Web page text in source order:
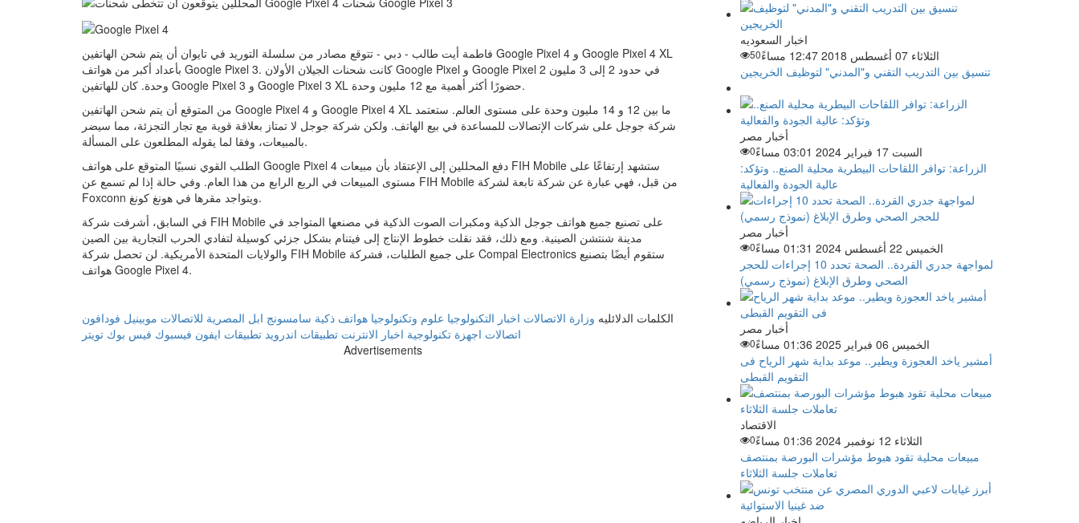
فاطمة أيت طالب - دبي - تتوقع مصادر من سلسلة التوريد في تايوان أن يتم شحن الهاتفين Google Pixel 4 و Google Pixel 4 XL
بأعداد أكبر من هواتف Google Pixel 3. كانت شحنات الجيلان الأولان Google Pixel و Google Pixel 2 في حدود 2 إلى 3 مليون
وحدة. كان للهاتفين Google Pixel 3 و Google Pixel 3 XL حضورًا أكثر أهمية مع 12 مليون وحدة.
من المتوقع أن يتم شحن الهاتفين Google Pixel 4 و Google Pixel 4 XL ما بين 12 و 14 مليون وحدة على مستوى العالم. ستعتمد
شركة جوجل على شركات الإتصالات للمساعدة في بيع الهاتف. ولكن شركة جوجل لا تمتاز بعلاقة قوية مع تجار التجزئة، مما سيضر
بالمبيعات، وفقا لما يقوله المطلعون على المسألة.
الطلب القوي نسبيًا المتوقع على هواتف Google Pixel 4 دفع المحللين إلى الإعتقاد بأن مبيعات FIH Mobile ستشهد إرتفاعًا على
مستوى المبيعات في الربع الرابع من هذا العام. وفي حالة إذا لم تسمع عن FIH Mobile من قبل، فهي عبارة عن شركة تابعة لشركة
Foxconn ويتواجد مقرها في هونغ كونغ.
في السابق، أشرفت شركة FIH Mobile على تصنيع جميع هواتف جوجل الذكية ومكبرات الصوت الذكية في مصنعها المتواجد في
مدينة شنتشن الصينية. ومع ذلك، فقد نقلت خطوط الإنتاج إلى فيتنام بشكل جزئي كوسيلة لتفادي الحرب التجارية بين الصين
والولايات المتحدة الأمريكية. لن تحصل شركة FIH Mobile على جميع الطلبات، فشركة Compal Electronics ستقوم أيضًا بتصنيع
هواتف Google Pixel 4.
الكلمات الدلائليه وزارة الاتصالات اخبار التكنولوجيا علوم وتكنولوجيا هواتف ذكية سامسونج ابل المصرية للاتصالات موبينيل فودافون
اتصالات اجهزة تكنولوجية اخبار الانترنت تطبيقات اندرويد تطبيقات ايفون فيسبوك فيس بوك تويتر
Advertisements
اخبار السعوديه
الثلاثاء 07 أغسطس 2018 12:47 مساءً
50
تنسيق بين التدريب التقني و"المدني" لتوظيف الخريجين
أخبار مصر
السبت 17 فبراير 2024 03:01 مساءً
0
الزراعة: توافر اللقاحات البيطرية محلية الصنع.. وتؤكد:
عالية الجودة والفعالية
أخبار مصر
الخميس 22 أغسطس 2024 01:31 مساءً
0
لمواجهة جدري القردة.. الصحة تحدد 10 إجراءات للحجر
الصحي وطرق الإبلاغ (نموذج رسمي)
أخبار مصر
الخميس 06 فبراير 2025 01:36 مساءً
0
أمشير ياخد العجوزة ويطير.. موعد بداية شهر الرياح فى
التقويم القبطى
الاقتصاد
الثلاثاء 12 نوفمبر 2024 01:36 مساءً
0
مبيعات محلية تقود هبوط مؤشرات البورصة بمنتصف
تعاملات جلسة الثلاثاء